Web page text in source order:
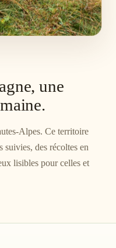
une
Alpes. Ce territoire
suivies, des récoltes en
lisibles pour celles et